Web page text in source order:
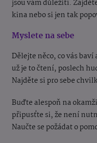
jsou vám důležití.
kina nebo si jen tak
Myslete na sebe
Dělejte něco, co vás
už je to čtení, poslech
Najděte si pro sebe
Buďte alespoň na
připusťte si, že není
Naučte se požádat o